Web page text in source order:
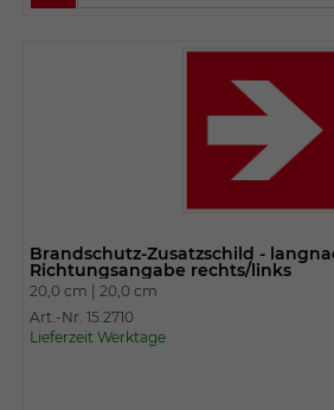
Brandschutz-Zusatzschild -
Richtungsangabe rechts/links
20,0 cm | 20,0 cm
Art.-Nr. 15.2710
Lieferzeit Werktage